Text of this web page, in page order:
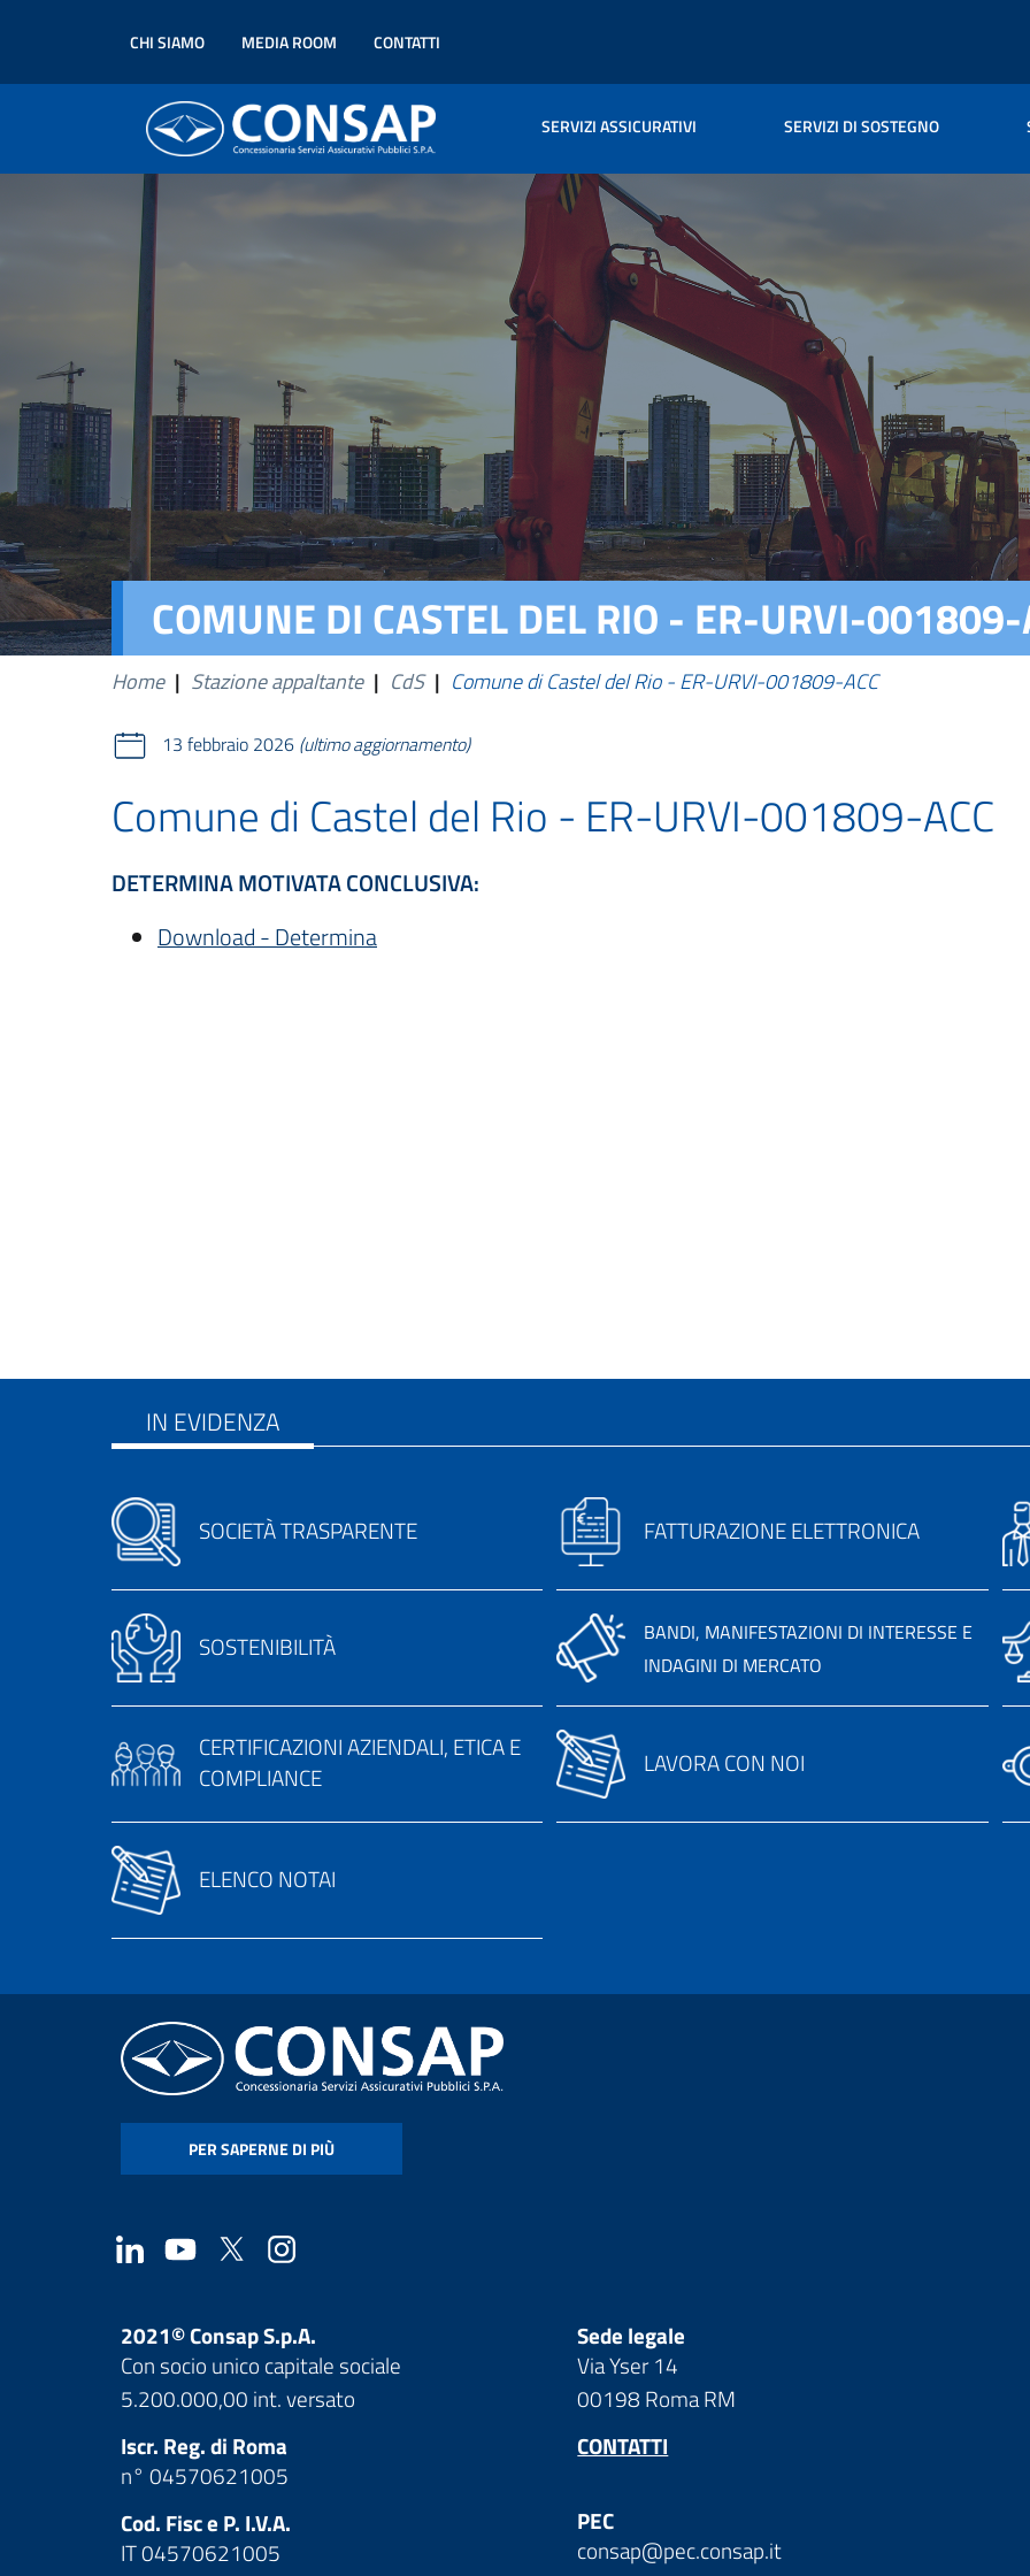
CHI SIAMO MEDIA ROOM CONTATTI
SERVIZI ASSICURATIVI SERVIZI DI SOSTEGNO
COMUNE DI CASTEL DEL RIO - ER-URVI-001809-
Home | Stazione appaltante | CdS | Comune di Castel del Rio - ER-URVI-001809-ACC
13 febbraio 2026 (ultimo aggiornamento)
Comune di Castel del Rio - ER-URVI-001809-ACC
DETERMINA MOTIVATA CONCLUSIVA:
Download - Determina
IN EVIDENZA
SOCIETÀ TRASPARENTE FATTURAZIONE ELETTRONICA
SOSTENIBILITÀ
BANDI, MANIFESTAZIONI DI INTERESSE E
INDAGINI DI MERCATO
CERTIFICAZIONI AZIENDALI, ETICA E
COMPLIANCE
LAVORA CON NOI
ELENCO NOTAI
PER SAPERNE DI PIÙ
2021© Consap S.p.A.
Con socio unico capitale sociale
5.200.000,00 int. versato
Iscr. Reg. di Roma
n° 04570621005
Cod. Fisc e P. I.V.A.
IT 04570621005
Sede legale
Via Yser 14
00198 Roma RM
CONTATTI
PEC
consap@pec.consap.it